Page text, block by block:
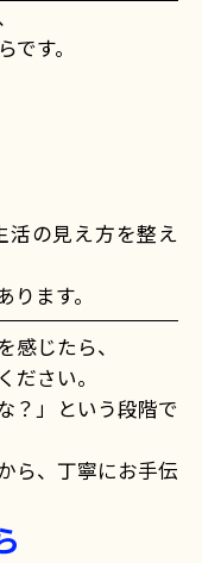
す。
活の見え方を整え
ます。
感じたら、
ださい。
？」という段階で
ら、丁寧にお手伝